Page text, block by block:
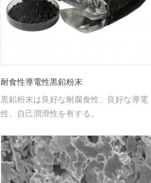
耐食性導電性黒鉛粉末
黒鉛粉末は良好な耐腐食性、良好な導電
性、自己潤滑性を有する。